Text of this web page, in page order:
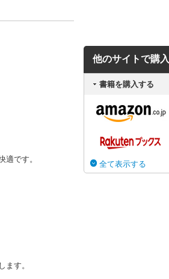
です。
す。
他のサイトで購入
書籍を購入する
全て表示する